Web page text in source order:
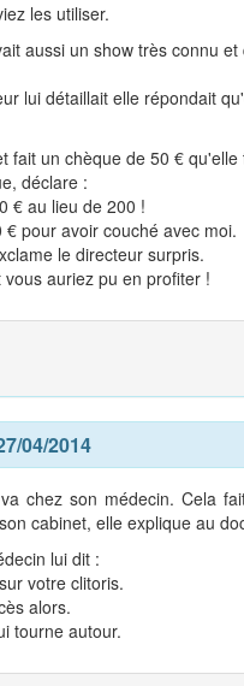
les utiliser.
aussi un show très connu
lui détaillait elle répondait
fait un chèque de 50 € qu'elle
déclare :
€ au lieu de 200 !
pour avoir couché avec moi.
le directeur surpris.
auriez pu en profiter !
04/2014
chez son médecin. Cela
cabinet, elle explique au
lui dit :
votre clitoris.
alors.
tourne autour.